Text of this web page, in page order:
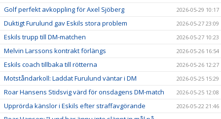
Golf perfekt avkoppling för Axel Sjöberg 2026-05-29 10:17
Duktigt Furulund gav Eskils stora problem 2026-05-27 23:09
Eskils trupp till DM-matchen 2026-05-27 10:23
Melvin Larssons kontrakt förlängs 2026-05-26 16:54
Eskils coach tillbaka till rötterna 2026-05-26 12:27
Motståndarkoll: Laddat Furulund väntar i DM 2026-05-25 15:29
Roar Hansens Stidsvig värd för onsdagens DM-match 2026-05-25 12:08
Upprörda känslor i Eskils efter straffavgörande 2026-05-22 21:46